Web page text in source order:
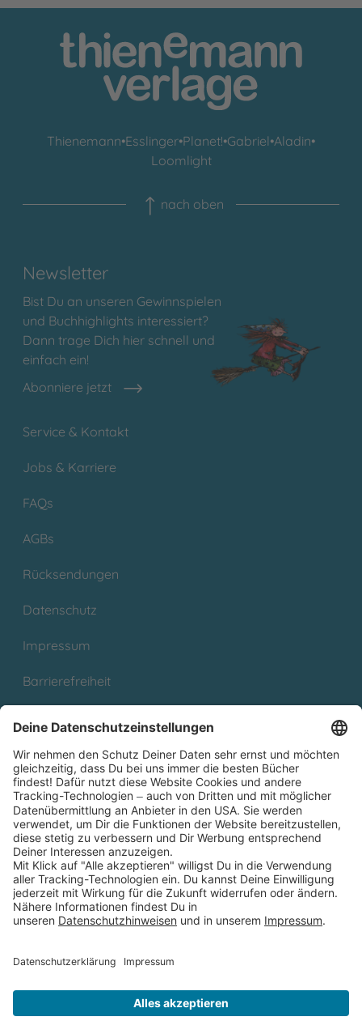
Thienemann•Esslinger•Planet!•Gabriel•Aladin•
Loomlight
nach oben
Newsletter
Bist Du an unseren Gewinnspielen
und Buchhighlights interessiert?
Dann trage Dich hier schnell und
einfach ein!
Abonniere jetzt
Service & Kontakt
Jobs & Karriere
FAQs
AGBs
Rücksendungen
Datenschutz
Impressum
Barrierefreiheit
Partnerprogramm (Affiliate)
Folge uns auf
* Versandkostenfrei ab 9,00 € Bestellwert innerhalb
Deutschlands
** Lieferzeit 1-3 Werktage innerhalb Deutschlands
Thienemann-Esslinger Verlag GmbH, Blumenstraße 36, D-70182